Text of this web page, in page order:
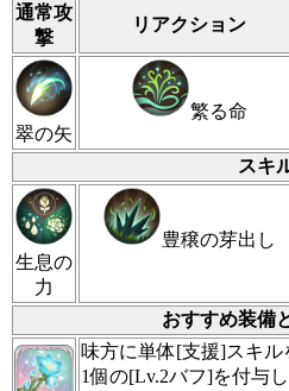
通常攻
撃
リアクション
翠の矢
繁る命
スキ
生息の
力
豊穣の芽出し
おすすめ装備
味方に単体[支援]スキ
1個の[Lv.2バフ]を付与